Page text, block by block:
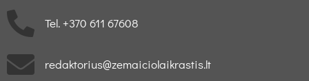
Tel. +370 611 67608
redaktorius@zemaiciolaikrastis.lt